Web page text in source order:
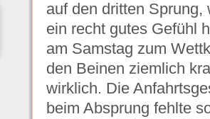
auf den dritten
ein recht gutes Gefühl
am Samstag zum
den Beinen ziemlich
wirklich. Die
beim Absprung fehlte